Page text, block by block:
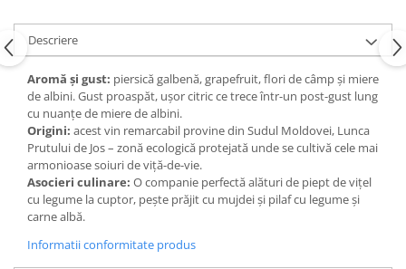
Descriere
Aromă și gust: piersică galbenă, grapefruit, flori de câmp și miere
de albini. Gust proaspăt, ușor citric ce trece într-un post-gust lung
cu nuanțe de miere de albini.
Origini: acest vin remarcabil provine din Sudul Moldovei, Lunca
Prutului de Jos – zonă ecologică protejată unde se cultivă cele mai
armonioase soiuri de viță-de-vie.
Asocieri culinare: O companie perfectă alături de piept de vițel
cu legume la cuptor, pește prăjit cu mujdei și pilaf cu legume și
carne albă.
Informatii conformitate produs